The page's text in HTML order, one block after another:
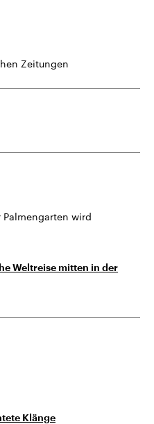
Zeitungen
Palmengarten wird
Weltreise mitten in der
Klänge